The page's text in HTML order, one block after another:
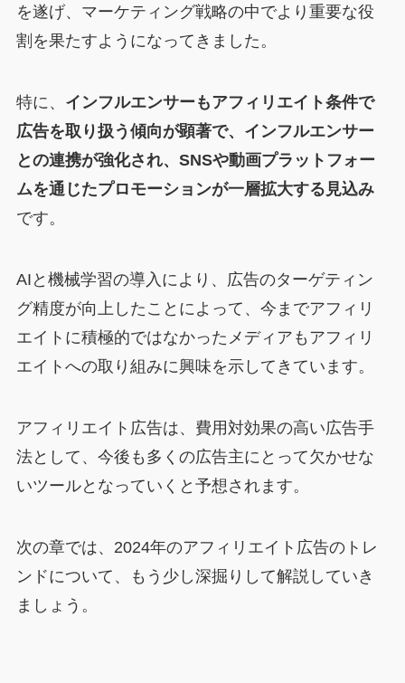
を遂げ、マーケティング戦略の中でより重要な役
割を果たすようになってきました。
特に、 インフルエンサーもアフィリエイト条件で
広告を取り扱う傾向が顕著で、インフルエンサー
との連携が強化され、SNSや動画プラットフォー
ムを通じたプロモーションが一層拡大する見込み
です。
AIと機械学習の導入により、広告のターゲティン
グ精度が向上したことによって、今までアフィリ
エイトに積極的ではなかったメディアもアフィリ
エイトへの取り組みに興味を示してきています。
アフィリエイト広告は、費用対効果の高い広告手
法として、今後も多くの広告主にとって欠かせな
いツールとなっていくと予想されます。
次の章では、2024年のアフィリエイト広告のトレ
ンドについて、もう少し深掘りして解説していき
ましょう。